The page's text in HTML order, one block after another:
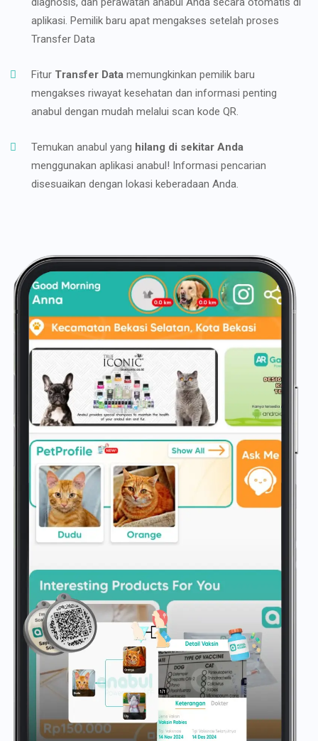
aplikasi. Pemilik baru apat mengakses setelah proses
Transfer Data
Fitur Transfer Data memungkinkan pemilik baru
mengakses riwayat kesehatan dan informasi penting
anabul dengan mudah melalui scan kode QR.
Temukan anabul yang hilang di sekitar Anda
menggunakan aplikasi anabul! Informasi pencarian
disesuaikan dengan lokasi keberadaan Anda.